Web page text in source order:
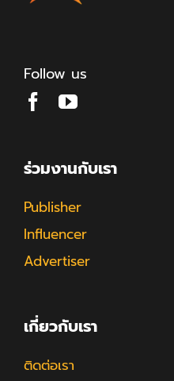
Follow us
ร่วมงานกับเรา
Publisher
Influencer
Advertiser
เกี่ยวกับเรา
ติดต่อเรา